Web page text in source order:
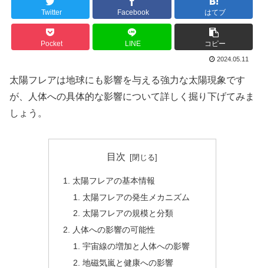
Twitter Facebook はてブ
Pocket LINE コピー
2024.05.11
太陽フレアは地球にも影響を与える強力な太陽現象です
が、人体への具体的な影響について詳しく掘り下げてみま
しょう。
目次
太陽フレアの基本情報
太陽フレアの発生メカニズム
太陽フレアの規模と分類
人体への影響の可能性
宇宙線の増加と人体への影響
地磁気嵐と健康への影響